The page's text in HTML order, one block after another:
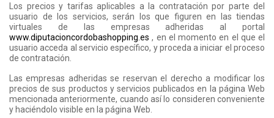
Los precios y tarifas aplicables a la contratación por parte del
usuario de los servicios, serán los que figuren en las tiendas
virtuales de las empresas adheridas al portal
www.diputacioncordobashopping.es , en el momento en el que el
usuario acceda al servicio específico, y proceda a iniciar el proceso
de contratación.
Las empresas adheridas se reservan el derecho a modificar los
precios de sus productos y servicios publicados en la página Web
mencionada anteriormente, cuando así lo consideren conveniente
y haciéndolo visible en la página Web.